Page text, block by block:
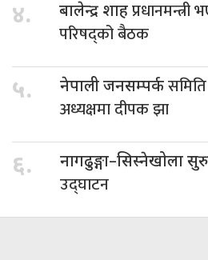
४. बालेन्द्र शाहप्रधानमन्त्री
परिषद्को बैठक
५. नेपाली जनसम्पर्क
अध्यक्षमा दीपक झा
६. नागढुङ्गा–सिस्नेखोला
उद्घाटन